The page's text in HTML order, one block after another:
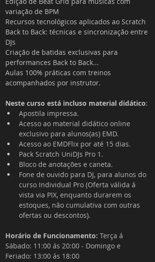
variação de BPM
Recursos tecnológicos aplicados ao Scratch
Back to Back: técnicas e sincronização entre
DJs
Criação de batidas exclusivas para
performances Back to Back...
Aulas 100% práticas com treinos
acompanhados por instrutor.
Neste curso está incluso material didático:
Apostila impressa.
Acesso ao material didático online
exclusivo para alunos(as) EMD.
Acesso ao EMDFlix por até 15 dias.
Pack Scratch UniDJs Pro 1.
Bloco de anotações e caneta.
Fone de ouvido para DJ, para alunos do
curso Individual Pro (Oferta válida á
vista via PIX, enquanto durarem os
estoques, não cumulativa com outras
ofertas ou descontos).
Horário de Funcionamento: Terça á
Sábado: 11:00 ás 20:00 - Domingo e
Feriado: 13:00 ás 18:00